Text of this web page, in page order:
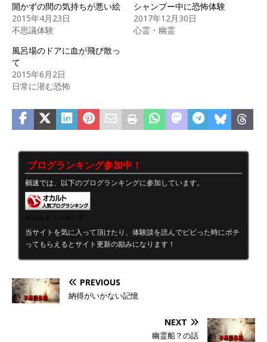
開かずの間の気持ちが悪い絵
2015年4月23日
不思議体験
シャンプー中に恐怖体験
2017年12月30日
心霊・幽霊
風呂場のドアに血が飛び散っ
て
2015年6月2日
日常に潜む恐怖
ブログランキング参加中！
鵺速では、以下のブログランキングに参加しています。
当サイトを気に入って頂けたり、体験談を読んでビビった時にポチ
ってもらえるとサイト更新の励みになります！
PREVIOUS
納得がいかない記憶
NEXT
幽霊船？の話